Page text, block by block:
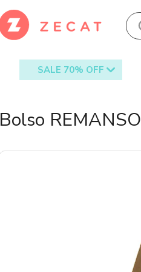
SALE 70% OFF
Bolso REMANSO